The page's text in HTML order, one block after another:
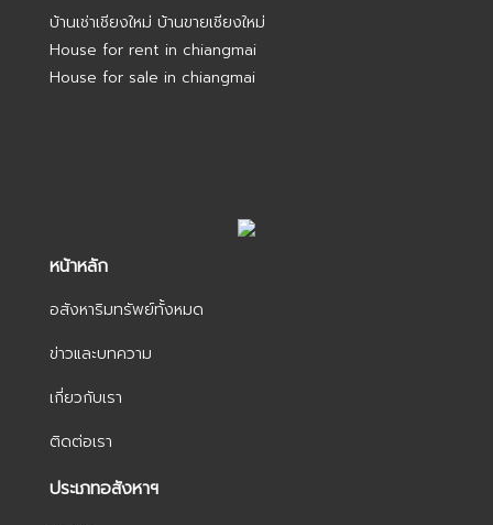
บ้านเช่าเชียงใหม่ บ้านขายเชียงใหม่
House for rent in chiangmai
House for sale in chiangmai
หน้าหลัก
อสังหาริมทรัพย์ทั้งหมด
ข่าวและบทความ
เกี่ยวกับเรา
ติดต่อเรา
ประเภทอสังหาฯ